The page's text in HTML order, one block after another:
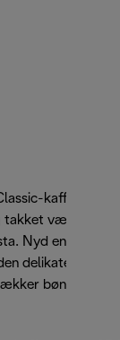
kaffebønner
være
Nyd en krydret
delikate aroma
bønne-til-